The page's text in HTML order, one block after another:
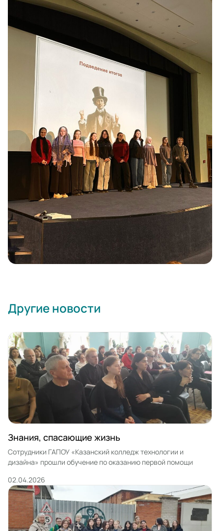
Другие новости
Знания, спасающие жизнь
Сотрудники ГАПОУ «Казанский колледж технологии и
дизайна» прошли обучение по оказанию первой помощи
02.04.2026